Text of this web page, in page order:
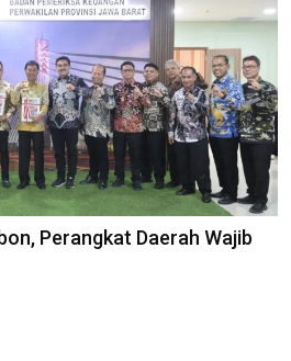
Perangkat Daerah Wajib